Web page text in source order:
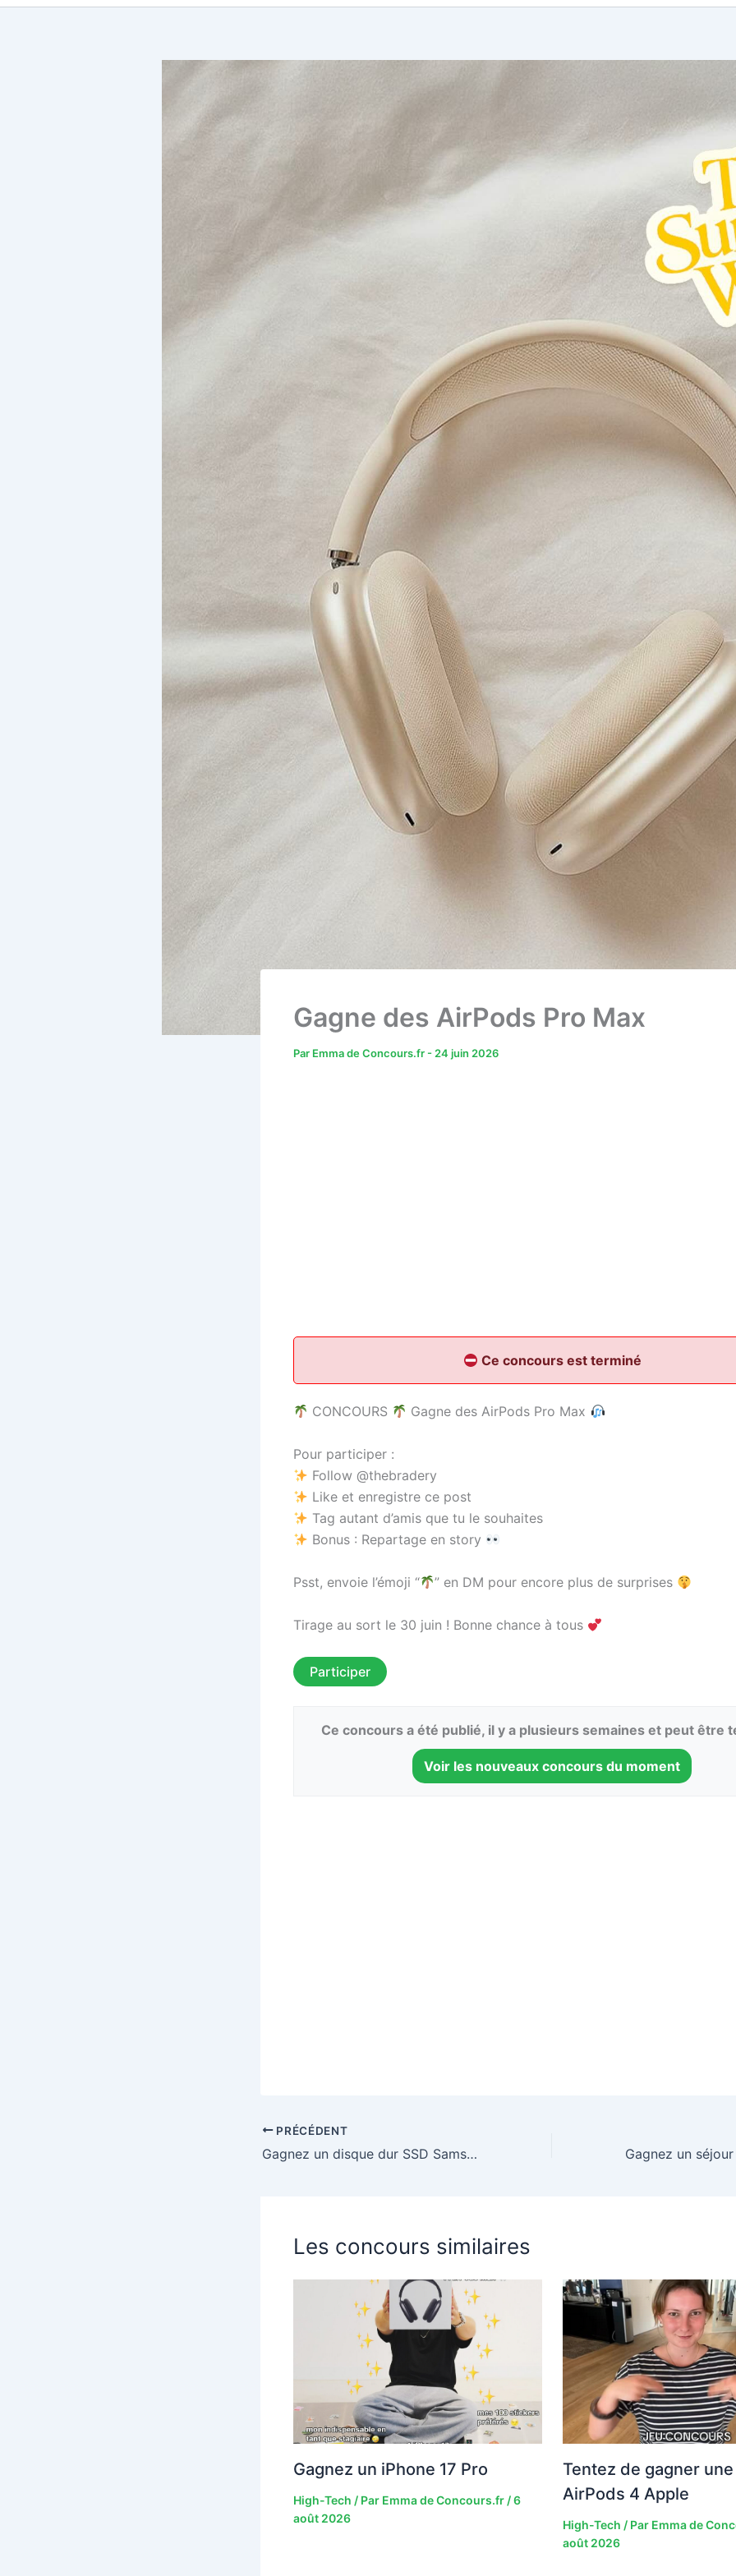
Gagne des AirPods Pro Max
Par Emma de Concours.fr - 24 juin 2026
Ce concours est terminé
CONCOURS Gagne des AirPods Pro Max
Pour participer :
Follow @thebradery
Like et enregistre ce post
Tag autant d’amis que tu le souhaites
Bonus : Repartage en story
Psst, envoie l’émoji “ ” en DM pour encore plus de surprises
Tirage au sort le 30 juin ! Bonne chance à tous
Participer
Ce concours a été publié, il y a plusieurs semaines et peut être
Voir les nouveaux concours du moment
PRÉCÉDENT
Gagnez un disque dur SSD Samsung 9100 PRO d’une valeur de 249,95€
Les concours similaires
Gagnez un iPhone 17 Pro
High-Tech / Par Emma de Concours.fr /6
août 2026
Tentez de gagner
AirPods 4 Apple
High-Tech / Par Emma de
août 2026